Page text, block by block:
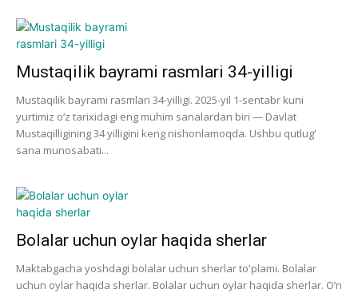
Mustaqilik bayrami rasmlari 34-yilligi
Mustaqilik bayrami rasmlari 34-yilligi. 2025-yil 1-sentabr kuni
yurtimiz o‘z tarixidagi eng muhim sanalardan biri — Davlat
Mustaqilligining 34 yilligini keng nishonlamoqda. Ushbu qutlug‘
sana munosabati...
Bolalar uchun oylar haqida sherlar
Maktabgacha yoshdagi bolalar uchun sherlar to'plami. Bolalar
uchun oylar haqida sherlar. Bolalar uchun oylar haqida sherlar. O’n